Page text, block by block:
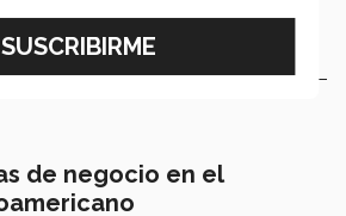
campus Monterrey. Foto: Arleth
de negocio en el